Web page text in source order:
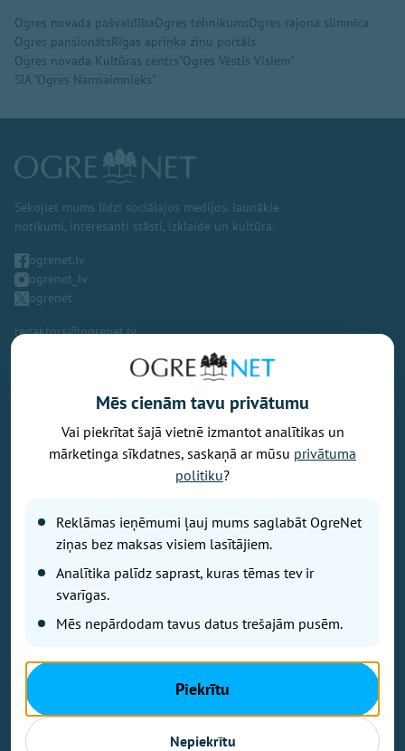
Ogres novada pašvaldībaOgres tehnikumsOgres rajona slimnīca
Ogres pansionātsRīgas apriņķa ziņu portāls
Ogres novada Kultūras centrs"Ogres Vēstis Visiem"
SIA "Ogres Namsaimnieks"
Sekojiet mums līdzi sociālajos medijos. Jaunākie
notikumi, interesanti stāsti, izklaide un kultūra.
ogrenet.lv
ogrenet_lv
ogrenet
redaktors@ogrenet.lv
Vēlaties izteikt savu viedokli par portālu? Pamanījāt kļūdu? Ir
problēma, ko vēlaties apspriest publiski? Vēlaties iesūtīt rakstu par
Jums aktuālu tēmu? Varbūt Jums vajadzīgs padoms? Rakstiet uz
Izdevējs: SIA "Ogres Balss".
Juridiskā adrese: Lāčplēša iela 24
Ētikas kodeks
Autortiesības
Kontakti
Reklāma
Mēs cienām tavu privātumu
Vai piekrītat šajā vietnē izmantot analītikas un
mārketinga sīkdatnes, saskaņā ar mūsu privātuma
politiku?
Reklāmas ieņēmumi ļauj mums saglabāt OgreNet
ziņas bez maksas visiem lasītājiem.
Analītika palīdz saprast, kuras tēmas tev ir
svarīgas.
Mēs nepārdodam tavus datus trešajām pusēm.
Piekrītu
Nepiekrītu